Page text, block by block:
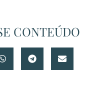
CONTEÚDO